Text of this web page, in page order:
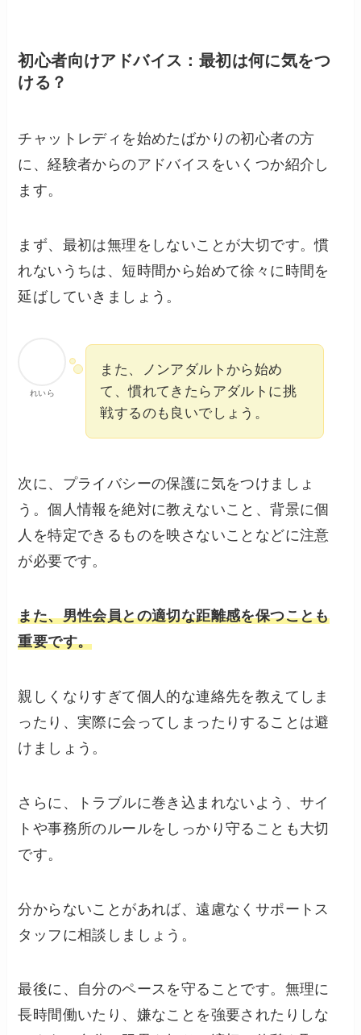
初心者向けアドバイス：最初は何に気をつ
ける？
チャットレディを始めたばかりの初心者の方
に、経験者からのアドバイスをいくつか紹介し
ます。
まず、最初は無理をしないことが大切です。慣
れないうちは、短時間から始めて徐々に時間を
延ばしていきましょう。
れいら
また、ノンアダルトから始め
て、慣れてきたらアダルトに挑
戦するのも良いでしょう。
次に、プライバシーの保護に気をつけましょ
う。個人情報を絶対に教えないこと、背景に個
人を特定できるものを映さないことなどに注意
が必要です。
また、男性会員との適切な距離感を保つことも
重要です。
親しくなりすぎて個人的な連絡先を教えてしま
ったり、実際に会ってしまったりすることは避
けましょう。
さらに、トラブルに巻き込まれないよう、サイ
トや事務所のルールをしっかり守ることも大切
です。
分からないことがあれば、遠慮なくサポートス
タッフに相談しましょう。
最後に、自分のペースを守ることです。無理に
長時間働いたり、嫌なことを強要されたりしな